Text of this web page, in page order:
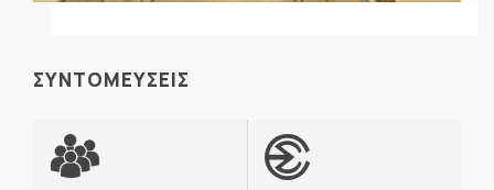
ΣΥΝΤΟΜΕΥΣΕΙΣ